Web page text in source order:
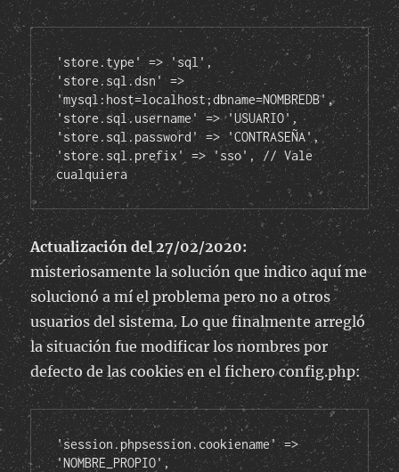
'store.type' => 'sql',
'store.sql.dsn' =>
'mysql:host=localhost;dbname=NOMBREDB',
'store.sql.username' => 'USUARIO',
'store.sql.password' => 'CONTRASEÑA',
'store.sql.prefix' => 'sso', // Vale
cualquiera
Actualización del 27/02/2020:
misteriosamente la solución que indico aquí me
solucionó a mí el problema pero no a otros
usuarios del sistema. Lo que finalmente arregló
la situación fue modificar los nombres por
defecto de las cookies en el fichero config.php:
'session.phpsession.cookiename' =>
'NOMBRE_PROPIO',